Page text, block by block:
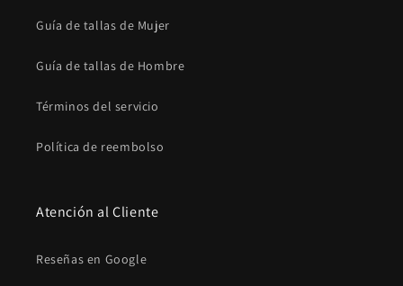
Guía de tallas de Mujer
Guía de tallas de Hombre
Términos del servicio
Política de reembolso
Atención al Cliente
Reseñas en Google